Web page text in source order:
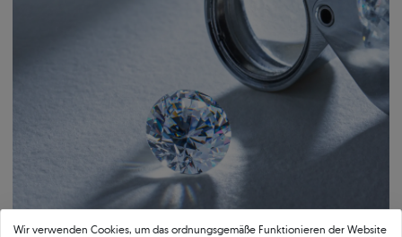
Perfekt aufeinander abgestimmter Schmuck
Schaffen Sie ein einzigartiges Set, das zu Ihrem Verlobungsring passt.
Wählen Sie Ohrringe, Anhänger oder Eheringe aus der Kollektion.
Wir verwenden Cookies, um das ordnungsgemäße Funktionieren der Website